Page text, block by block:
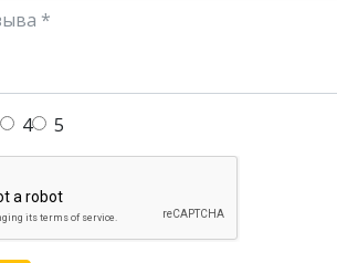
4 5